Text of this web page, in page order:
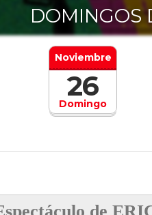
DOMINGOS
Domingo
Noviembre
26